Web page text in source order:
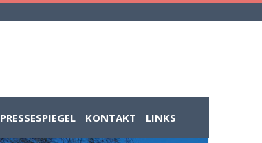
PRESSESPIEGEL KONTAKT LINKS